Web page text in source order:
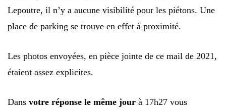
Lepoutre, il n’y a aucune visibilité pour les piétons. Une
place de parking se trouve en effet à proximité.
Les photos envoyées, en pièce jointe de ce mail de 2021,
étaient assez explicites.
Dans votre réponse le même jour à 17h27 vous